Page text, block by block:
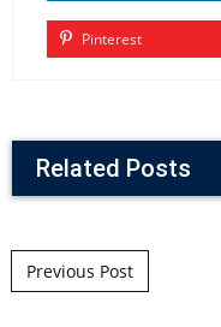
Pinterest
Related Posts
Post navigation
Previous Post